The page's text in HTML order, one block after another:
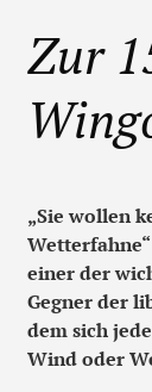
Zur
„Sie wollen
einer der
Gegner der
dem sich
Wind oder